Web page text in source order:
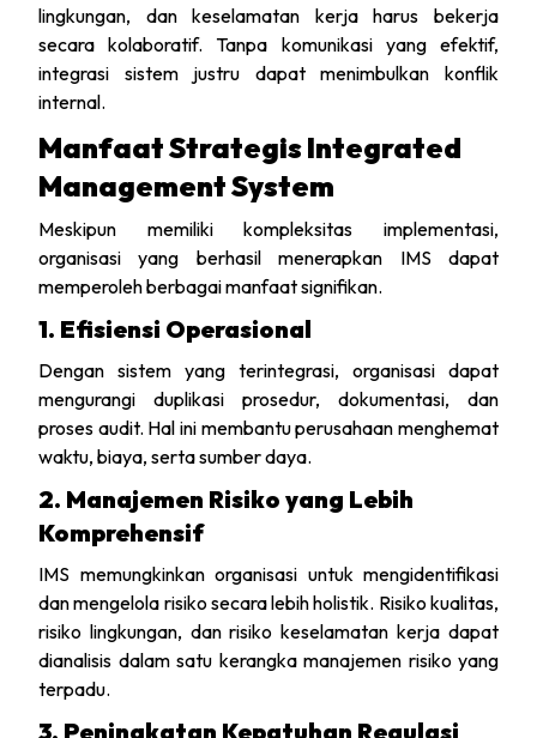
lingkungan, dan keselamatan kerja harus bekerja
secara kolaboratif. Tanpa komunikasi yang efektif,
integrasi sistem justru dapat menimbulkan konflik
internal.
Manfaat Strategis Integrated
Management System
Meskipun memiliki kompleksitas implementasi,
organisasi yang berhasil menerapkan IMS dapat
memperoleh berbagai manfaat signifikan.
1. Efisiensi Operasional
Dengan sistem yang terintegrasi, organisasi dapat
mengurangi duplikasi prosedur, dokumentasi, dan
proses audit. Hal ini membantu perusahaan menghemat
waktu, biaya, serta sumber daya.
2. Manajemen Risiko yang Lebih
Komprehensif
IMS memungkinkan organisasi untuk mengidentifikasi
dan mengelola risiko secara lebih holistik. Risiko kualitas,
risiko lingkungan, dan risiko keselamatan kerja dapat
dianalisis dalam satu kerangka manajemen risiko yang
terpadu.
3. Peningkatan Kepatuhan Regulasi